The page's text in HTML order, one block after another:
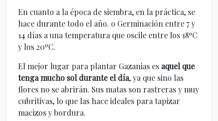
En cuanto a la época de siembra, en la práctica, se
hace durante todo el año. o Germinación entre 7 y
14 días a una temperatura que oscile entre los 18ºC
y los 20ºC.
El mejor lugar para plantar Gazanias es aquel que
tenga mucho sol durante el día, ya que sino las
flores no se abrirán. Sus matas son rastreras y muy
cubritivas, lo que las hace ideales para tapizar
macizos y bordura.